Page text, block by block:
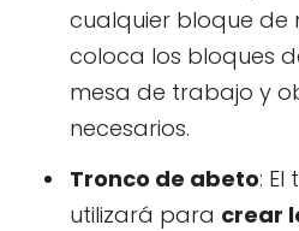
cualquier bloque de
coloca los bloques
mesa de trabajo y
necesarios.
Tronco de abeto:
utilizará para crear